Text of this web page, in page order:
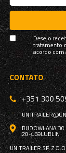
Desejo
tratamento
acordo
CONTATO
+351 300
BUDOWLANA 30
20-469LUBLIN
UNITRAILER SP. Z